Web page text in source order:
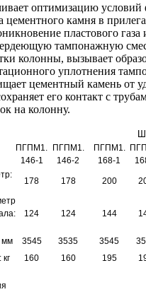
оптимизацию
цементного камня в
пластового газа
тампонажную
колонны, вызывает
уплотнения
цементный камень от
его контакт с
на колонну.
ПГПМ1.
146-1
ПГПМ1.
146-2
ПГПМ1.
168-1
178 178 200
124 124 144
мм 3545 3535 3545
160 160 195